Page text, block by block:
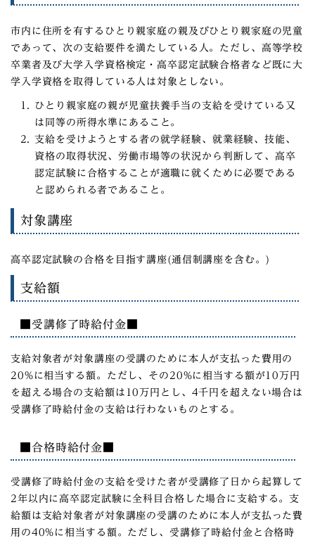
市内に住所を有するひとり親家庭の親及びひとり親家庭の児童
であって、次の支給要件を満たしている人。ただし、高等学校
卒業者及び大学入学資格検定・高卒認定試験合格者など既に大
学入学資格を取得している人は対象としない。
ひとり親家庭の親が児童扶養手当の支給を受けている又
は同等の所得水準にあること。
支給を受けようとする者の就学経験、就業経験、技能、
資格の取得状況、労働市場等の状況から判断して、高卒
認定試験に合格することが適職に就くために必要である
と認められる者であること。
対象講座
高卒認定試験の合格を目指す講座(通信制講座を含む。)
支給額
■受講修了時給付金■
支給対象者が対象講座の受講のために本人が支払った費用の
20%に相当する額。ただし、その20%に相当する額が10万円
を超える場合の支給額は10万円とし、4千円を超えない場合は
受講修了時給付金の支給は行わないものとする。
■合格時給付金■
受講修了時給付金の支給を受けた者が受講修了日から起算して
2年以内に高卒認定試験に全科目合格した場合に支給する。支
給額は支給対象者が対象講座の受講のために本人が支払った費
用の40%に相当する額。ただし、受講修了時給付金と合格時